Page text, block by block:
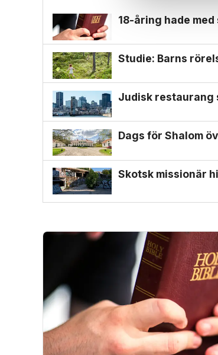
18-åring hade
Studie: Barns
Judisk restaurang
Dags för Shalom
Skotsk missionär